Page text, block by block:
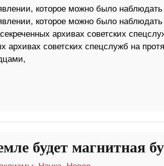
которое можно было
которое можно было
архивах советских
архивах советских спецслужб на
будет магнитная